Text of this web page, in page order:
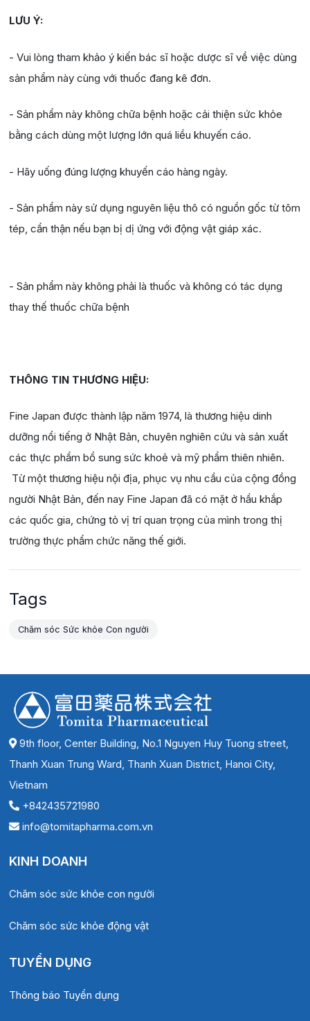
LƯU Ý:
- Vui lòng tham khảo ý kiến ​​bác sĩ hoặc dược sĩ về việc dùng
sản phẩm này cùng với thuốc đang kê đơn.
- Sản phẩm này không chữa bệnh hoặc cải thiện sức khỏe
bằng cách dùng một lượng lớn quá liều khuyến cáo.
- Hãy uống đúng lượng khuyến cáo hàng ngày.
- Sản phẩm này sử dụng nguyên liệu thô có nguồn gốc từ tôm
tép, cẩn thận nếu bạn bị dị ứng với động vật giáp xác.
- Sản phẩm này không phải là thuốc và không có tác dụng
thay thế thuốc chữa bệnh
THÔNG TIN THƯƠNG HIỆU:
Fine Japan được thành lập năm 1974, là thương hiệu dinh
dưỡng nổi tiếng ở Nhật Bản, chuyên nghiên cứu và sản xuất
các thực phẩm bổ sung sức khoẻ và mỹ phẩm thiên nhiên.
Từ một thương hiệu nội địa, phục vụ nhu cầu của cộng đồng
người Nhật Bản, đến nay Fine Japan đã có mặt ở hầu khắp
các quốc gia, chứng tỏ vị trí quan trọng của mình trong thị
trường thực phẩm chức năng thế giới.
Tags
Chăm sóc Sức khỏe Con người
9th floor, Center Building, No.1 Nguyen Huy Tuong street,
Thanh Xuan Trung Ward, Thanh Xuan District, Hanoi City,
Vietnam
+842435721980
info@tomitapharma.com.vn
KINH DOANH
Chăm sóc sức khỏe con người
Chăm sóc sức khỏe động vật
TUYỂN DỤNG
Thông báo Tuyển dụng